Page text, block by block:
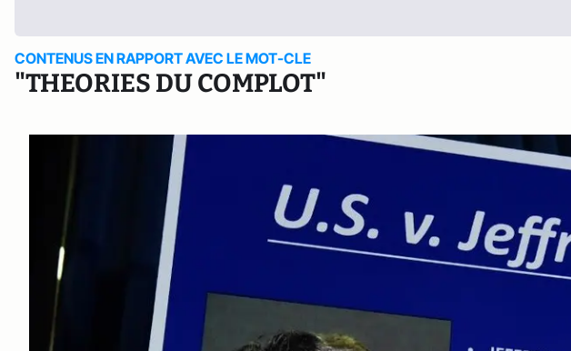
CONTENUS EN RAPPORT AVEC LE MOT-CLE
"THEORIES DU COMPLOT"